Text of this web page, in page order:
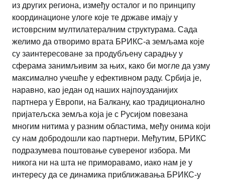
из других региона, између осталог и по принципу
координационе улоге које те државе имају у
истоврсним мултилатералним структурама. Сада
желимо да отворимо врата БРИКС-а земљама које
су заинтересоване за продубљену сарадњу у
сферама занимљивим за њих, како би могле да узму
максимално учешће у ефективном раду. Србија је,
наравно, као један од наших најпоузданијих
партнера у Европи, на Балкану, као традиционално
пријатељска земља која је с Русијом повезана
многим нитима у разним областима, међу онима који
су нам добродошли као партнери. Међутим, БРИКС
подразумева поштовање сувереног избора. Ми
никога ни на шта не приморавамо, иако нам је у
интересу да се динамика приближавања БРИКС-у